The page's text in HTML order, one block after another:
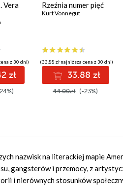
Vera
z 30 dni)
zł
Rzeźnia numer pięć
Kurt Vonnegut
(33,88 zł najniższa cena z 30 dni)
33.88 zł
44.00zł (-23%)
nazwisk na literackiej mapie
gangsterów i przemocy, z
i nierównych stosunków